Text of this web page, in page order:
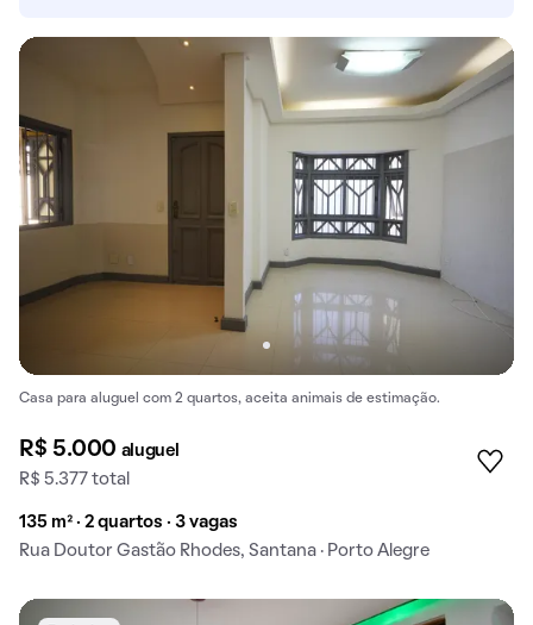
Casa para aluguel com 2 quartos, aceita animais de estimação.
R$ 5.000 aluguel
R$ 5.377 total
135 m² · 2 quartos · 3 vagas
Rua Doutor Gastão Rhodes, Santana · Porto Alegre